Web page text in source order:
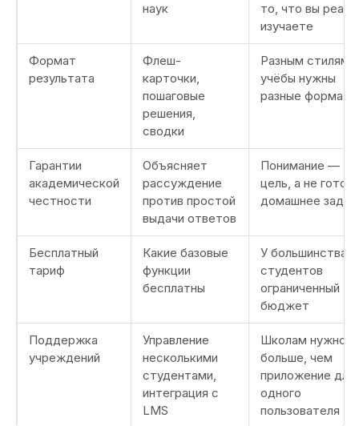
наук
то, что вы
изучаете
Формат
результата
Флеш-
карточки,
пошаговые
решения,
сводки
Разным стилям
учёбы нужны
разные форматы
Гарантии
академической
честности
Объясняет
рассуждение
против простой
выдачи ответов
Понимание —
цель, а не
домашнее
Бесплатный
тариф
Какие базовые
функции
бесплатны
У большинства
студентов
ограниченный
бюджет
Поддержка
учреждений
Управление
несколькими
студентами,
интеграция с
LMS
Школам нужно
больше, чем
приложение для
одного
пользователя